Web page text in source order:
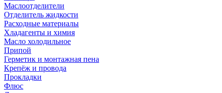
Маслоотделители
Отделитель жидкости
Расходные материалы
Хладагенты и химия
Масло холодильное
Припой
Герметик и монтажная пена
Крепёж и провода
Прокладки
Флюс